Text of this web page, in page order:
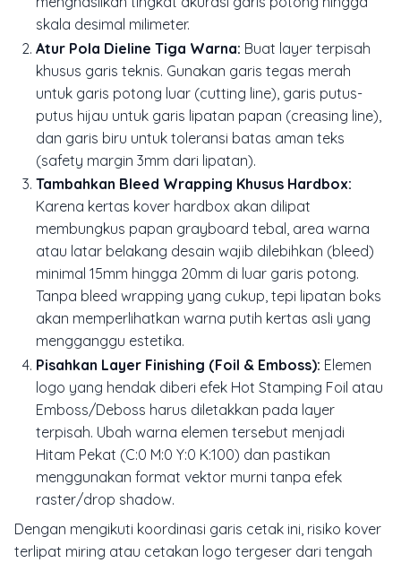
skala desimal milimeter.
Atur Pola Dieline Tiga Warna: Buat layer terpisah
khusus garis teknis. Gunakan garis tegas merah
untuk garis potong luar (cutting line), garis putus-
putus hijau untuk garis lipatan papan (creasing line),
dan garis biru untuk toleransi batas aman teks
(safety margin 3mm dari lipatan).
Tambahkan Bleed Wrapping Khusus Hardbox:
Karena kertas kover hardbox akan dilipat
membungkus papan grayboard tebal, area warna
atau latar belakang desain wajib dilebihkan (bleed)
minimal 15mm hingga 20mm di luar garis potong.
Tanpa bleed wrapping yang cukup, tepi lipatan boks
akan memperlihatkan warna putih kertas asli yang
mengganggu estetika.
Pisahkan Layer Finishing (Foil & Emboss): Elemen
logo yang hendak diberi efek Hot Stamping Foil atau
Emboss/Deboss harus diletakkan pada layer
terpisah. Ubah warna elemen tersebut menjadi
Hitam Pekat (C:0 M:0 Y:0 K:100) dan pastikan
menggunakan format vektor murni tanpa efek
raster/drop shadow.
Dengan mengikuti koordinasi garis cetak ini, risiko kover
terlipat miring atau cetakan logo tergeser dari tengah